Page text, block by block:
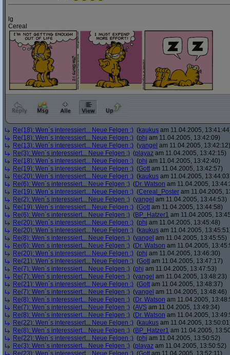
lg
Cereal
Re(18): Wen´s interessiert... Neue Felgen ;) (kaukus am 11.04.2005,
Re(18): Wen´s interessiert... Neue Felgen ;) (phj am 11.04.2005, 13:42:09)
Re(13): Wen´s interessiert... Neue Felgen ;) (yangel am 11.04.2005, 13:42:12)
Re(3): Wen´s interessiert... Neue Felgen ;) (playaz am 11.04.2005, 13:42:15)
Re(18): Wen´s interessiert... Neue Felgen ;) (phj am 11.04.2005, 13:42:40)
Re(19): Wen´s interessiert... Neue Felgen ;) (Gott am 11.04.2005, 13:42:57)
Re(20): Wen´s interessiert... Neue Felgen ;) (kaukus am 11.04.2005,
Re(6): Wen´s interessiert... Neue Felgen ;) (Dr. Watson am 11.04.2005,
Re(19): Wen´s interessiert... Neue Felgen ;) (Cereal_Poster am 11.04.2005,
Re(2): Wen´s interessiert... Neue Felgen ;) (yangel am 11.04.2005, 13:44:53)
Re(19): Wen´s interessiert... Neue Felgen ;) (Gott am 11.04.2005, 13:44:58)
Re(6): Wen´s interessiert... Neue Felgen ;) (BP_Hatzer1 am 11.04.2005,
Re(20): Wen´s interessiert... Neue Felgen ;) (phj am 11.04.2005, 13:45:48)
Re(20): Wen´s interessiert... Neue Felgen ;) (kaukus am 11.04.2005,
Re(8): Wen´s interessiert... Neue Felgen ;) (yangel am 11.04.2005, 13:45:55)
Re(6): Wen´s interessiert... Neue Felgen ;) (Dr. Watson am 11.04.2005,
Re(20): Wen´s interessiert... Neue Felgen ;) (phj am 11.04.2005, 13:46:30)
Re(21): Wen´s interessiert... Neue Felgen ;) (Gott am 11.04.2005, 13:47:17)
Re(7): Wen´s interessiert... Neue Felgen ;) (phj am 11.04.2005, 13:47:53)
Re(7): Wen´s interessiert... Neue Felgen ;) (yangel am 11.04.2005, 13:48:23)
Re(21): Wen´s interessiert... Neue Felgen ;) (Gott am 11.04.2005, 13:48:37)
Re(7): Wen´s interessiert... Neue Felgen ;) (yangel am 11.04.2005, 13:48:46)
Re(8): Wen´s interessiert... Neue Felgen ;) (Dr. Watson am 11.04.2005,
Re(7): Wen´s interessiert... Neue Felgen ;) (AVS am 11.04.2005, 13:49:34)
Re(8): Wen´s interessiert... Neue Felgen ;) (Dr. Watson am 11.04.2005,
Re(22): Wen´s interessiert... Neue Felgen ;) (kaukus am 11.04.2005,
Re(8): Wen´s interessiert... Neue Felgen ;) (BP_Hatzer1 am 11.04.2005,
Re(22): Wen´s interessiert... Neue Felgen ;) (phj am 11.04.2005, 13:50:52)
Re(3): Wen´s interessiert... Neue Felgen ;) (playaz am 11.04.2005, 13:50:52)
Re(23): Wen´s interessiert... Neue Felgen ;) (Gott am 11.04.2005, 13:52:11)